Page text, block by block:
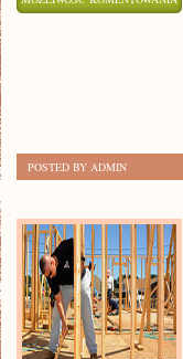
POSTED BY ADMIN